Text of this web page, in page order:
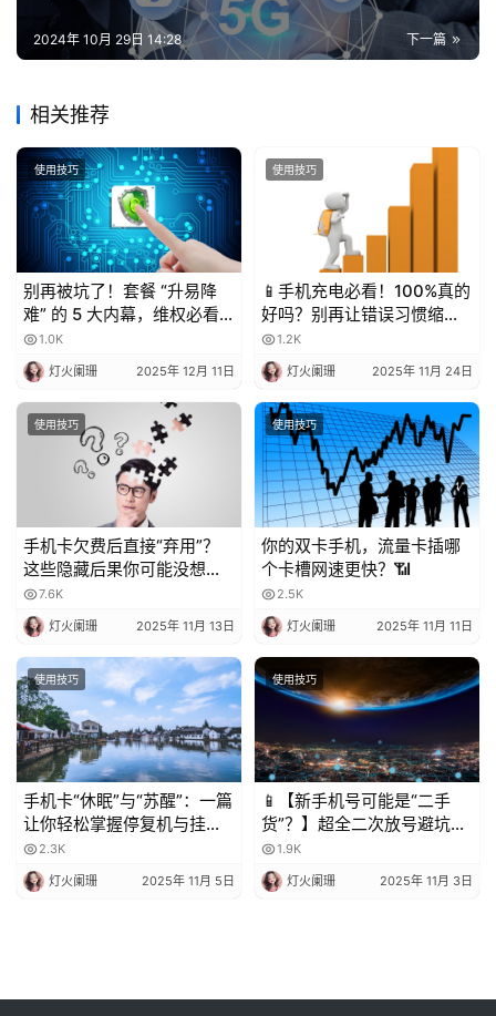
下一篇
2024年 10月 29日 14:28
相关推荐
使用技巧
别再被坑了！套餐 “升易降
难” 的 5 大内幕，维权必看
💥1.0K
灯火阑珊 2025年 12月 11日
使用技巧
📱手机充电必看！100%真的
好吗？别再让错误习惯缩短
电池寿命！
1.2K
灯火阑珊 2025年 11月 24日
使用技巧
手机卡欠费后直接“弃用”？
这些隐藏后果你可能没想
到！
7.6K
灯火阑珊 2025年 11月 13日
使用技巧
你的双卡手机，流量卡插哪
个卡槽网速更快？📶
2.5K
灯火阑珊 2025年 11月 11日
使用技巧
手机卡“休眠”与“苏醒”：一篇
让你轻松掌握停复机与挂失
的科普指南
2.3K
灯火阑珊 2025年 11月 5日
使用技巧
📱【新手机号可能是“二手
货”？】超全二次放号避坑指
南，附完美处理攻略！✨
1.9K
灯火阑珊 2025年 11月 3日